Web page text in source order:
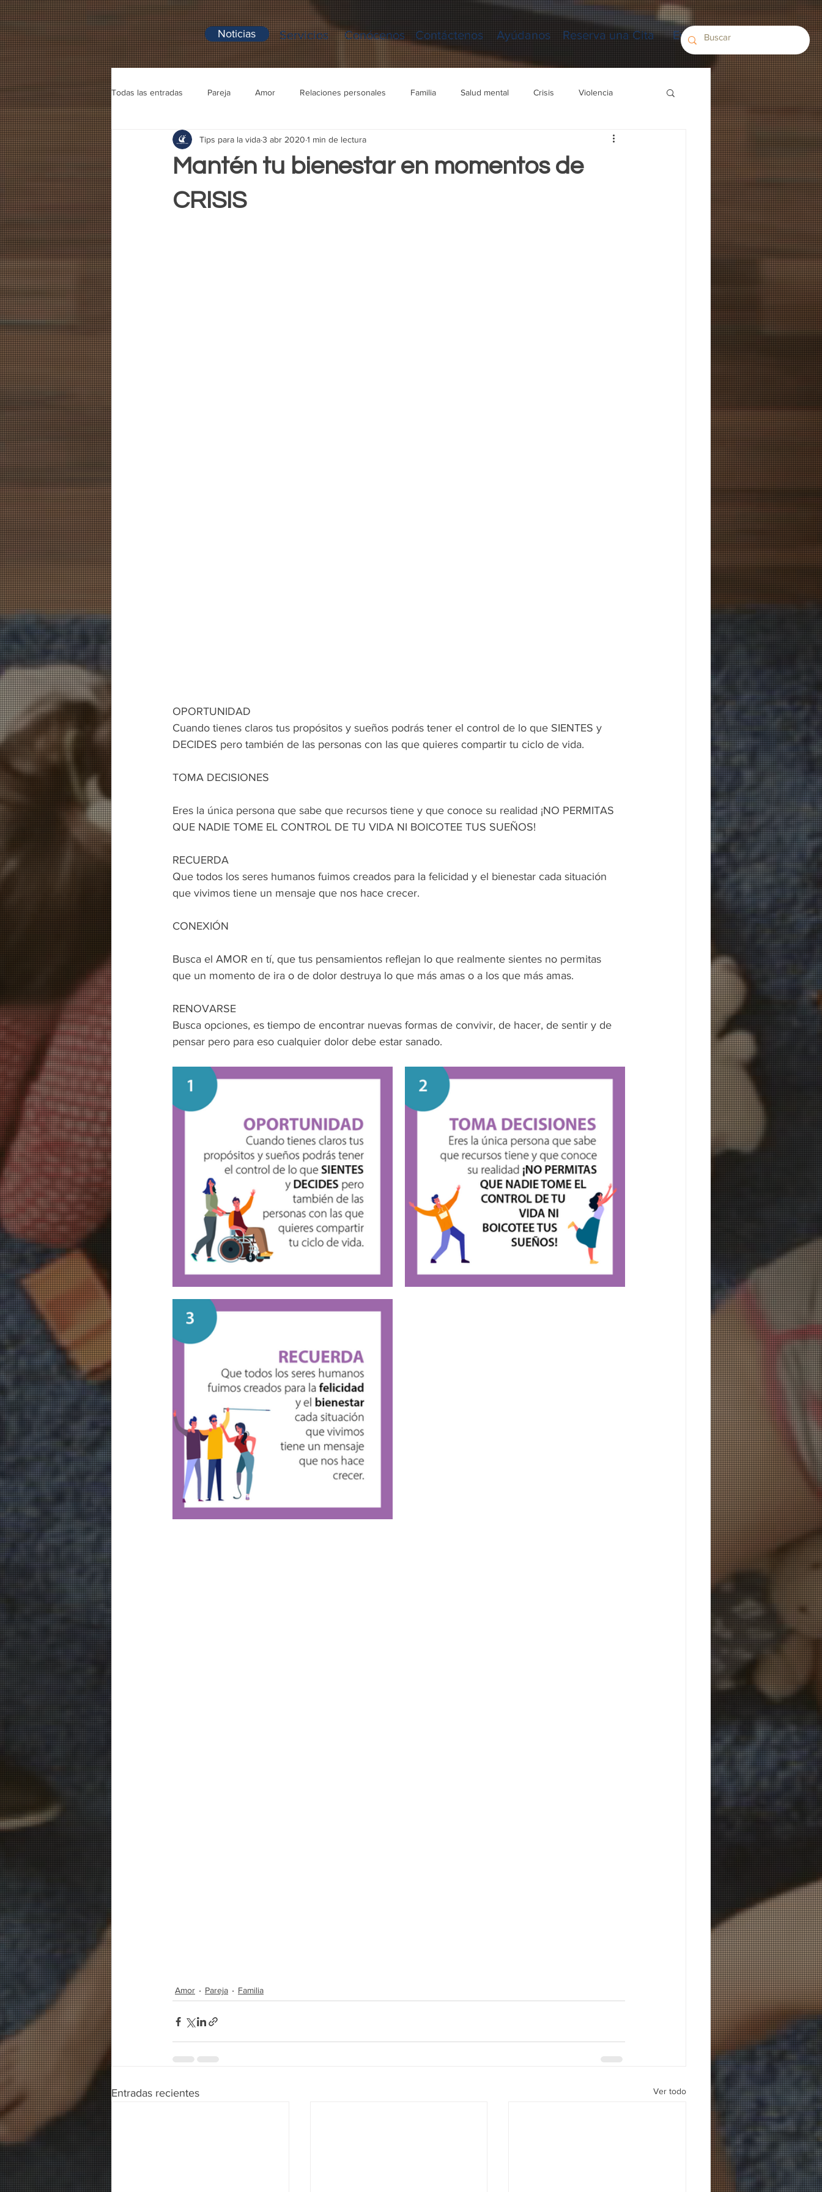
Noticias Servicios Conócenos Contáctenos Ayúdanos Reserva una Cita Eventos
Todas las entradas Pareja Amor Relaciones personales Familia Salud mental Crisis Violencia
Redes sociales Video Juegos Estrés Miedo
Mantén tu bienestar en momentos de
CRISIS
Tips para la vida3 abr 2020 1 min de lectura
Cuando tienes claros tus propósitos y sueños podrás tener el control de lo que SIENTES y
DECIDES pero también de las personas con las que quieres compartir tu ciclo de vida.
TOMA DECISIONES
Eres la única persona que sabe que recursos tiene y que conoce su realidad ¡NO PERMITAS
QUE NADIE TOME EL CONTROL DE TU VIDA NI BOICOTEE TUS SUEÑOS!
Que todos los seres humanos fuimos creados para la felicidad y el bienestar cada situación
que vivimos tiene un mensaje que nos hace crecer.
CONEXIÓN
Busca el AMOR en tí, que tus pensamientos reflejan lo que realmente sientes no permitas
que un momento de ira o de dolor destruya lo que más amas o a los que más amas.
Busca opciones, es tiempo de encontrar nuevas formas de convivir, de hacer, de sentir y de
pensar pero para eso cualquier dolor debe estar sanado.
Amor Pareja Familia
Entradas recientes Ver todo